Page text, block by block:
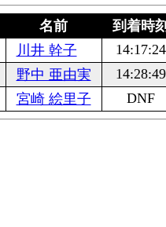
名前
到着時
川井 幹子
野中 亜由実
宮崎 絵里子 DNF